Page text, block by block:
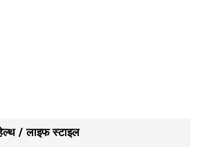
/ लाइफ स्टाइल